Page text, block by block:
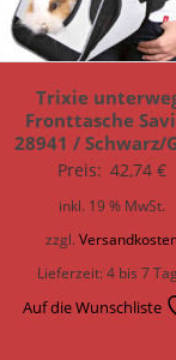
Trixie
Fronttasche
28941 / Schwarz/
Preis: 42,74€
inkl. 19 % MwSt.
zzgl.
Lieferzeit:4 bis 7
Auf die Wunschliste